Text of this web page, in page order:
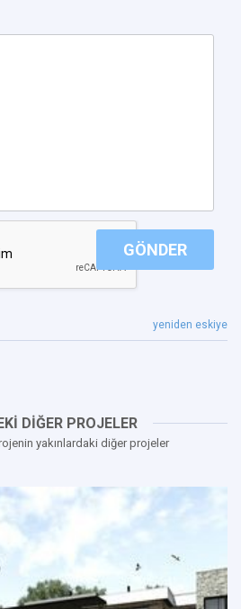
GÖNDER
yeniden eskiye
DİĞER PROJELER
yakınlardaki diğer projeler